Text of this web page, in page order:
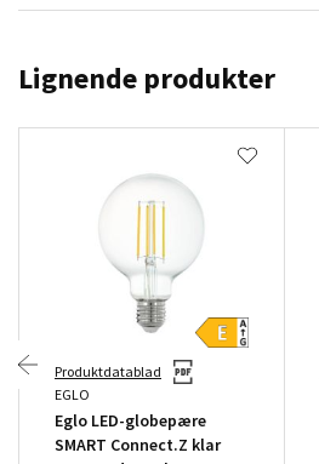
Lignende produkter
Produktdatablad
EGLO
Eglo LED-globepære
SMART Connect.Z klar